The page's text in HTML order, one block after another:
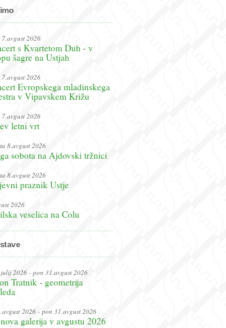
7.avgust 2026
s Kvartetom Duh - v
šagre na Ustjah
7.avgust 2026
Evropskega mladinskega
v Vipavskem Križu
7.avgust 2026
letni vrt
8.avgust 2026
sobota na Ajdovski tržnici
8.avgust 2026
praznik Ustje
2026
veselica na Colu
2026 - pon 31.avgust 2026
Tratnik - geometrija
2026 - pon 31.avgust 2026
galerija v avgustu 2026